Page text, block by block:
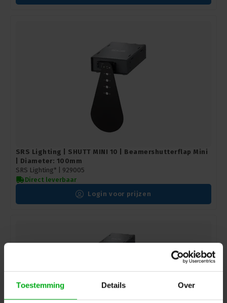
Toestemming Details Over
SRS Lighting | SHUTT MINI 10 | Beamershutterflap Mini
| Diameter: 100mm
SRS Lighting* | 929005
Direct leverbaar
Login voor prijzen